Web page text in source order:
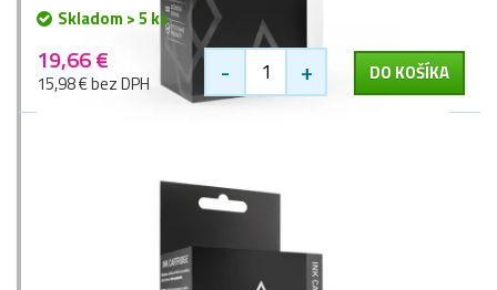
Skladom > 5 ks
19,66 €
15,98 € bez DPH - + DO KOŠÍKA